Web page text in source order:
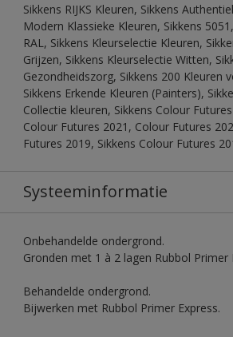
Sikkens RIJKS Kleuren, Sikkens
Modern Klassieke Kleuren, Sikkens
RAL, Sikkens Kleurselectie Kleuren,
Grijzen, Sikkens Kleurselectie Witten,
Gezondheidszorg, Sikkens 200 Kleuren
Sikkens Erkende Kleuren (Painters),
Collectie kleuren, Sikkens Colour
Colour Futures 2021, Colour Futures
Futures 2019, Sikkens Colour Futures
Systeeminformatie
Onbehandelde ondergrond.
Gronden met 1 à 2 lagen Rubbol Primer
Behandelde ondergrond.
Bijwerken met Rubbol Primer Express.